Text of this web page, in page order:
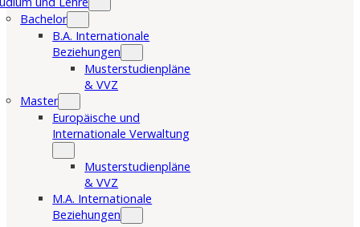
Bachelor
B.A. Internationale
Beziehungen
Musterstudienpläne
& VVZ
Master
Europäische und
Internationale Verwaltung
Musterstudienpläne
& VVZ
M.A. Internationale
Beziehungen